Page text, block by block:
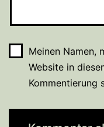
Meinen Namen,
Website in
Kommentierung